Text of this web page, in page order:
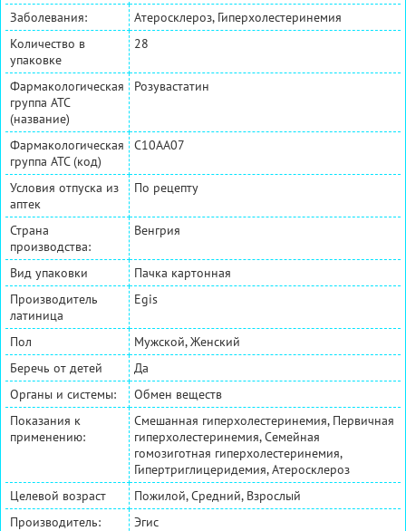
Заболевания:
Атеросклероз, Гиперхолестеринемия
Количество в
упаковке
28
Фармакологическая
группа АТС
(название)
Розувастатин
Фармакологическая
группа АТС (код)
C10AA07
Условия отпуска из
аптек
По рецепту
Страна
производства:
Венгрия
Вид упаковки
Пачка картонная
Производитель
латиница
Egis
Пол
Мужской, Женский
Беречь от детей
Да
Органы и системы:
Обмен веществ
Показания к
применению:
Смешанная гиперхолестеринемия, Первичная
гиперхолестеринемия, Семейная
гомозиготная гиперхолестеринемия,
Гипертриглицеридемия, Атеросклероз
Целевой возраст
Пожилой, Средний, Взрослый
Производитель:
Эгис